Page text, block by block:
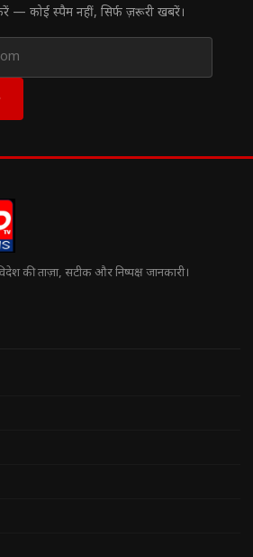
— कोई स्पैम नहीं, सिर्फ ज़रूरी खबरें।
की ताज़ा, सटीक और निष्पक्ष जानकारी।